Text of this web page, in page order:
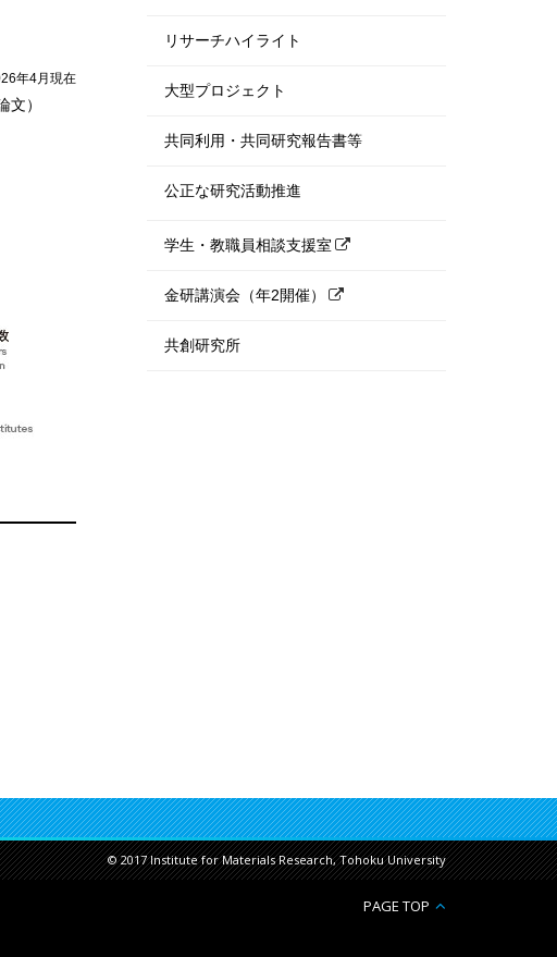
年4月現在
）
リサーチハイライト
大型プロジェクト
共同利用・共同研究報告書等
公正な研究活動推進
学生・教職員相談支援室
金研講演会（年2開催）
共創研究所
PAGE TOP
© 2017 Institute for Materials Research, Tohoku University